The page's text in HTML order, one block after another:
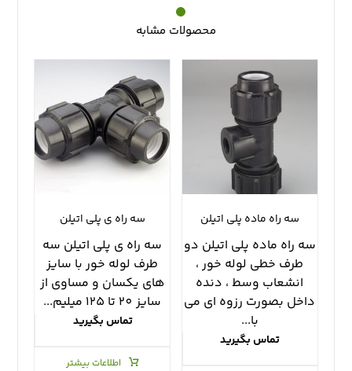
محصولات مشابه
سه راه ماده پلي اتيلن
سه راه ماده پلي اتيلن دو
طرف خطي لوله خور ،
انشعاب وسط ، دنده
داخل بصورت رزوه اي مي
با...
تماس بگیرید
سه راه ي پلي اتيلن
سه راه ي پلي اتيلن سه
طرف لوله خور با سايز
هاي يكسان و مساوي از
سايز ٢٠ تا ١٢٥ ميليم...
تماس بگیرید
اطلاعات بیشتر